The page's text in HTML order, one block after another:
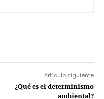
Artículo siguiente
¿Qué es el determinismo
ambiental?